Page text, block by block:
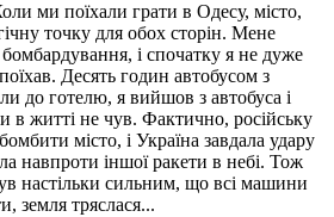
ми поїхали грати в Одесу, місто,
точку для обох сторін. Мене
і спочатку я не дуже
Десять годин автобусом з
до готелю, я вийшов з автобуса і
в житті не чув. Фактично, російську
місто, і Україна завдала удару
навпроти іншої ракети в небі. Тож
настільки сильним, що всі машини
земля тряслася...